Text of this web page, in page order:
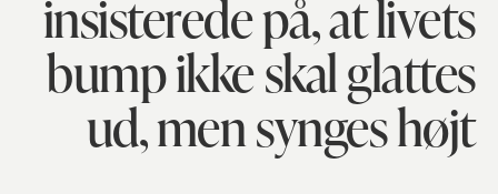
insisterede på, at livets
bump ikke skal glattes
ud, men synges højt